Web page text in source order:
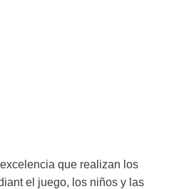
que realizan los
el juego, los niños y las